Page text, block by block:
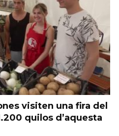
visiten una fira del
quilos d’aquesta